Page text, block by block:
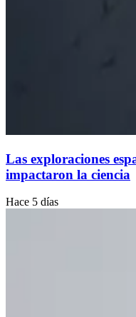
Las exploraciones
impactaron la ciencia
Hace 5 días